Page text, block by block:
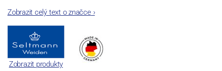
Zobrazit celý text o značce›
Zobrazit produkty